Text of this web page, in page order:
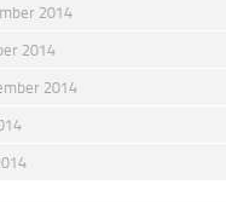
2014
2014
2014